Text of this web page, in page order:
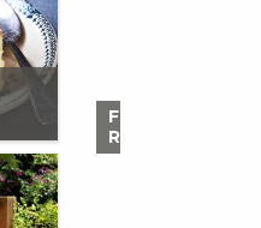
Flirt4Free
Reviews